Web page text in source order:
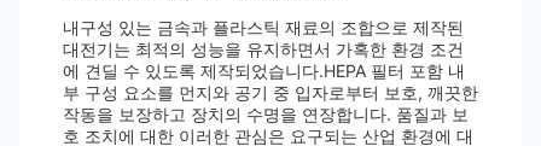
내구성 있는 금속과 플라스틱 재료의 조합으로 제작된
대전기는 최적의 성능을 유지하면서 가혹한 환경 조건
에 견딜 수 있도록 제작되었습니다.HEPA 필터 포함 내
부 구성 요소를 먼지와 공기 중 입자로부터 보호, 깨끗한
작동을 보장하고 장치의 수명을 연장합니다. 품질과 보
호 조치에 대한 이러한 관심은 요구되는 산업 환경에 대